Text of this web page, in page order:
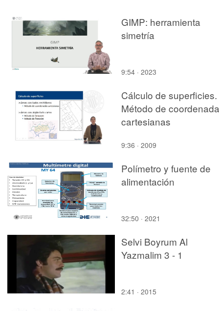
GIMP: herramienta
simetría
9:54 · 2023
Cálculo de superficies.
Método de
cartesianas
9:36 · 2009
Polímetro y fuente de
alimentación
32:50 · 2021
Selvi Boyrum Al
Yazmalim 3 - 1
2:41 · 2015